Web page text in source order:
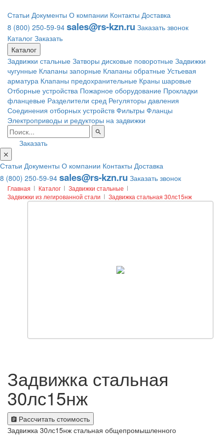
Статьи Документы О компании Контакты Доставка
8 (800) 250-59-94 sales@rs-kzn.ru Заказать звонок
Каталог Заказать
Каталог
Задвижки стальные Затворы дисковые поворотные Задвижки
чугунные Клапаны запорные Клапаны обратные Устьевая
арматура Клапаны предохранительные Краны шаровые
Отборные устройства Пожарное оборудование Прокладки
фланцевые Разделители сред Регуляторы давления
Соединения отборных устройств Фильтры Фланцы
Электроприводы и редукторы на задвижки
Заказать
Статьи Документы О компании Контакты Доставка
8 (800) 250-59-94 sales@rs-kzn.ru Заказать звонок
Главная Каталог
Задвижки стальные
Задвижки из легированной стали
Задвижка стальная 30лс15нж
Задвижка стальная
30лс15нж
Рассчитать стоимость
Задвижка 30лс15нж стальная общепромышленного